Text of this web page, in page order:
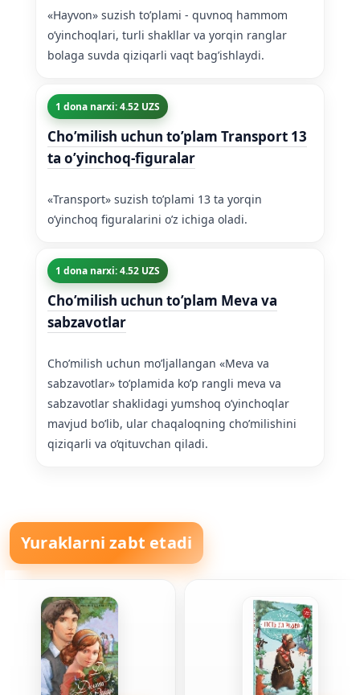
«Hayvon» suzish to’plami - quvnoq hammom
o’yinchoqlari, turli shakllar va yorqin ranglar
bolaga suvda qiziqarli vaqt bag’ishlaydi.
1 dona narxi: 4.52 UZS
Cho’milish uchun to’plam Transport 13
ta o’yinchoq-figuralar
«Transport» suzish to’plami 13 ta yorqin
o’yinchoq figuralarini o’z ichiga oladi.
1 dona narxi: 4.52 UZS
Cho’milish uchun to’plam Meva va
sabzavotlar
Cho’milish uchun mo’ljallangan «Meva va
sabzavotlar» to’plamida ko’p rangli meva va
sabzavotlar shaklidagi yumshoq o’yinchoqlar
mavjud bo’lib, ular chaqaloqning cho’milishini
qiziqarli va o’qituvchan qiladi.
Yuraklarni zabt etadi